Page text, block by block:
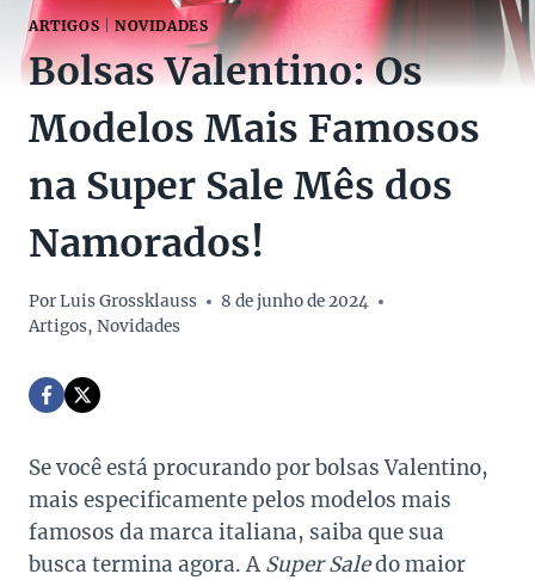
ARTIGOS|NOVIDADES
Bolsas Valentino: Os
Modelos Mais Famosos
na Super Sale Mês dos
Namorados!
PorLuis Grossklauss
8 de junho de 2024
Artigos, Novidades
Se você está procurando por bolsas Valentino,
mais especificamente pelos modelos mais
famosos da marca italiana, saiba que sua
busca termina agora. A Super Saledo maior